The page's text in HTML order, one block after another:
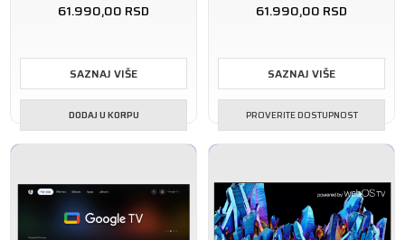
61.990,00 RSD
SAZNAJ VIŠE
DODAJ U KORPU
61.990,00 RSD
SAZNAJ VIŠE
PROVERITE DOSTUPNOST